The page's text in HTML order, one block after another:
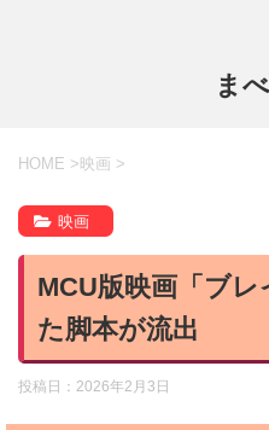
ま
HOME > 映画 >
映画
MCU版映画「ブ
た脚本が流出
投稿日： 2026年2月3日